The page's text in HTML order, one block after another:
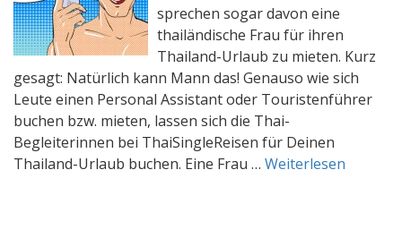
sprechen sogar davon eine
thailändische Frau für ihren
Thailand-Urlaub zu mieten. Kurz
gesagt: Natürlich kann Mann das! Genauso wie sich
Leute einen Personal Assistant oder Touristenführer
buchen bzw. mieten, lassen sich die Thai-
Begleiterinnen bei ThaiSingleReisen für Deinen
Thailand-Urlaub buchen. Eine Frau … Weiterlesen